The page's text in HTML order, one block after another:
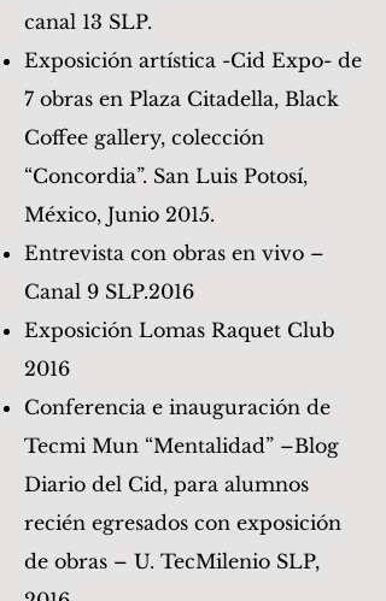
canal 13 SLP.
Exposición artística -Cid Expo- de
7 obras en Plaza Citadella, Black
Coffee gallery, colección
“Concordia”. San Luis Potosí,
México, Junio 2015.
Entrevista con obras en vivo –
Canal 9 SLP.2016
Exposición Lomas Raquet Club
2016
Conferencia e inauguración de
Tecmi Mun “Mentalidad” –Blog
Diario del Cid, para alumnos
recién egresados con exposición
de obras – U. TecMilenio SLP,